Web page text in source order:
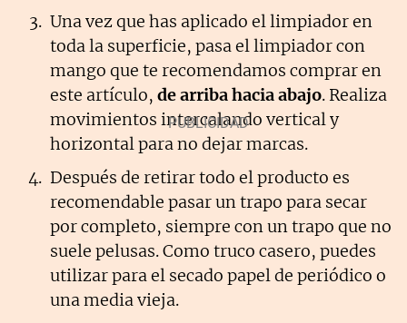
Una vez que has aplicado el limpiador en
toda la superficie, pasa el limpiador con
mango que te recomendamos comprar en
este artículo, de arriba hacia abajo. Realiza
movimientos intercalando vertical y
horizontal para no dejar marcas.
Después de retirar todo el producto es
recomendable pasar un trapo para secar
por completo, siempre con un trapo que no
suele pelusas. Como truco casero, puedes
utilizar para el secado papel de periódico o
una media vieja.